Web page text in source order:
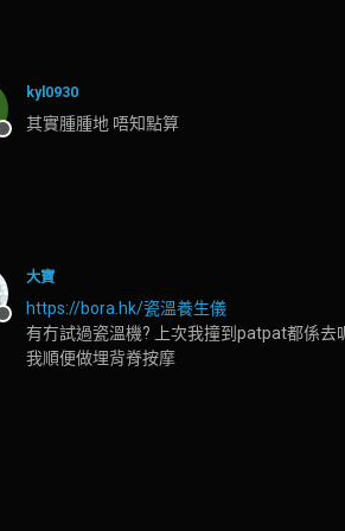
離線
kyl0930
其實腫腫地 唔知點算
離線
大寶
https://bora.hk/瓷溫養生儀
有冇試過瓷溫機? 上次我撞到patpat都係去
我順便做埋背脊按摩